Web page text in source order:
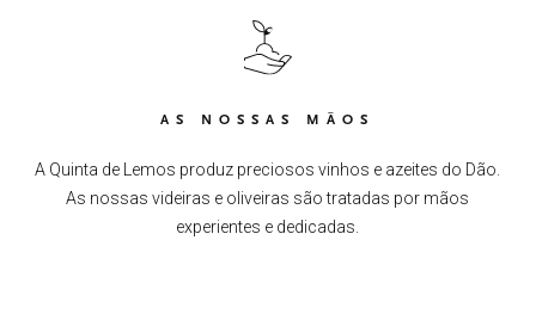
AS NOSSAS MÃOS
A Quinta de Lemos produz preciosos vinhos e azeites do Dão.
As nossas videiras e oliveiras são tratadas por mãos
experientes e dedicadas.